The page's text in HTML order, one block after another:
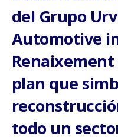
del Grupo
Automotive
Renaixement
plan que
todo un